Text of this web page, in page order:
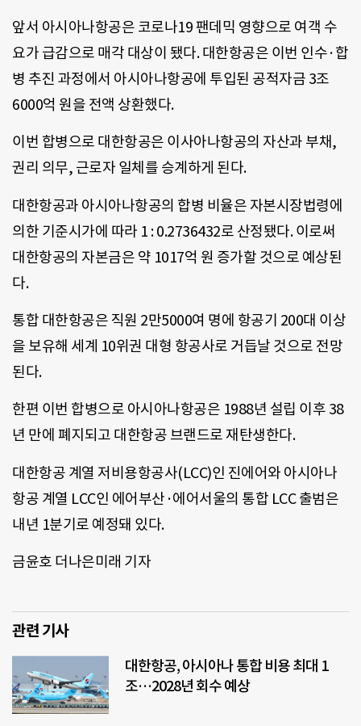
앞서 아시아나항공은 코로나19 팬데믹 영향으로 여객 수
요가 급감으로 매각 대상이 됐다. 대한항공은 이번 인수·합
병 추진 과정에서 아시아나항공에 투입된 공적자금 3조
6000억 원을 전액 상환했다.
이번 합병으로 대한항공은 이사아나항공의 자산과 부채,
권리 의무, 근로자 일체를 승계하게 된다.
대한항공과 아시아나항공의 합병 비율은 자본시장법령에
의한 기준시가에 따라 1 : 0.2736432로 산정됐다. 이로써
대한항공의 자본금은 약 1017억 원 증가할 것으로 예상된
다.
통합 대한항공은 직원 2만5000여 명에 항공기 200대 이상
을 보유해 세계 10위권 대형 항공사로 거듭날 것으로 전망
된다.
한편 이번 합병으로 아시아나항공은 1988년 설립 이후 38
년 만에 폐지되고 대한항공 브랜드로 재탄생한다.
대한항공 계열 저비용항공사(LCC)인 진에어와 아시아나
항공 계열 LCC인 에어부산·에어서울의 통합 LCC 출범은
내년 1분기로 예정돼 있다.
금윤호 더나은미래 기자
관련 기사
대한항공, 아시아나 통합 비용 최대 1
조…2028년 회수 예상